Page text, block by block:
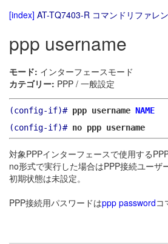
[index] AT-TQ7403-R コマンドリファレ
ppp username
モード: インターフェースモード
カテゴリー: PPP / 一般設定
(config-if)# ppp username NAME
(config-if)# no ppp username
対象PPPインターフェースで使用する
no形式で実行した場合はPPP接続ユーザ
初期状態は未設定。
PPP接続用パスワードはppp passwordコ